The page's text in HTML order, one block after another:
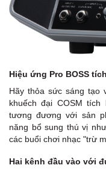
Hiệu ứng Pro BOSS
Hãy thỏa sức sáng tạo
khuếch đại COSM
tương đương với sản
năng bổ sung thú vị
các buổi chơi nhạc "trừ
Hai kênh đầu vào với